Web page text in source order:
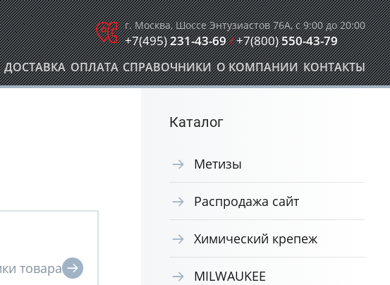
г. Москва, Шоссе Энтузиастов 76А, с 9:00 до 20:00
+7(495)231-43-69/+7(800)550-43-79
ДОСТАВКА ОПЛАТА СПРАВОЧНИКИ О КОМПАНИИ КОНТАКТЫ
Каталог
Метизы
Распродажа сайт
Химический крепеж
MILWAUKEE